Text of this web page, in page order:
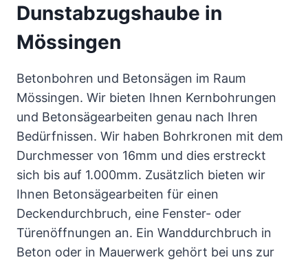
Dunstabzugshaube in
Mössingen
Betonbohren und Betonsägen im Raum
Mössingen. Wir bieten Ihnen Kernbohrungen
und Betonsägearbeiten genau nach Ihren
Bedürfnissen. Wir haben Bohrkronen mit dem
Durchmesser von 16mm und dies erstreckt
sich bis auf 1.000mm. Zusätzlich bieten wir
Ihnen Betonsägearbeiten für einen
Deckendurchbruch, eine Fenster- oder
Türenöffnungen an. Ein Wanddurchbruch in
Beton oder in Mauerwerk gehört bei uns zur